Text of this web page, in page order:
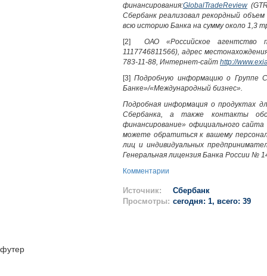
финансирования:GlobalTradeReview
Сбербанк реализовал рекордный
всю историю Банка на сумму около 1,3
[2]ОАО «Российское агентство
1117746811566), адрес
783-11-88, Интернет-сайт http://
[3]Подробную информацию о Группе
Банке»/«Международный бизнес».
Подробная информация о продуктах
Сбербанка, а также контакты
финансирование» официального
можете обратиться к вашему
лиц и индивидуальных
Генеральная лицензия Банка России №
Комментарии
Источник:
Сбербанк
Просмотры: сегодня: 1, всего: 39
футер